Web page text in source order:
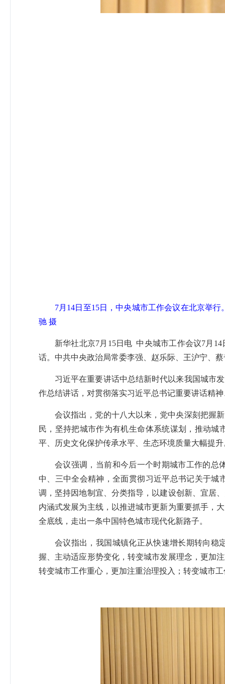
7月14日至15日，中央城市工作会议在北京举
驰 摄
新华社北京7月15日电 中央城市工作会议7月
话。中共中央政治局常委李强、赵乐际、王沪宁、
习近平在重要讲话中总结新时代以来我国城市
作总结讲话，对贯彻落实习近平总书记重要讲话精
会议指出，党的十八大以来，党中央深刻把握
民，坚持把城市作为有机生命体系统谋划，推动
平、历史文化保护传承水平、生态环境质量大幅提升
会议强调，当前和今后一个时期城市工作的总
中、三中全会精神，全面贯彻习近平总书记关于
调，坚持因地制宜、分类指导，以建设创新、宜居
内涵式发展为主线，以推进城市更新为重要抓手，
全底线，走出一条中国特色城市现代化新路子。
会议指出，我国城镇化正从快速增长期转向稳
握、主动适应形势变化，转变城市发展理念，更加
转变城市工作重心，更加注重治理投入；转变城市